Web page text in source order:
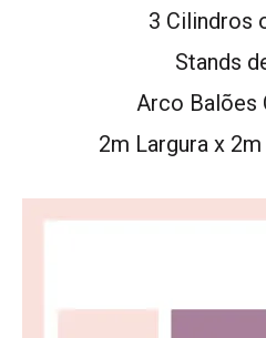
3 Cilindros
Stands
Arco Balões
2m Largura x